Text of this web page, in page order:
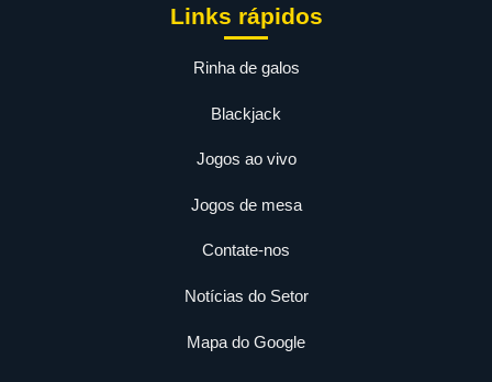
Links rápidos
Rinha de galos
Blackjack
Jogos ao vivo
Jogos de mesa
Contate-nos
Notícias do Setor
Mapa do Google